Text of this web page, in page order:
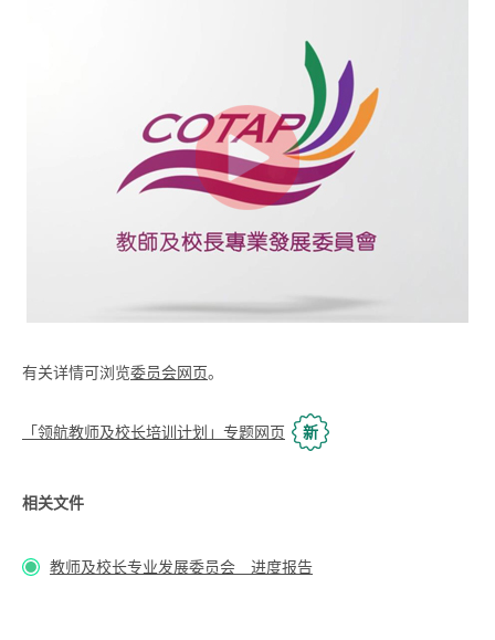
有关详情可浏览委员会网页。
「领航教师及校长培训计划」专题网页 新
相关文件
教师及校长专业发展委员会 进度报告